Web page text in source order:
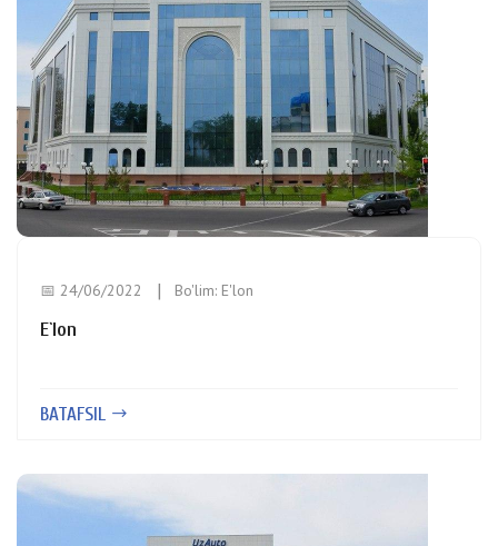
📅 24/06/2022 Bo'lim: E'lon
E`lon
BATAFSIL